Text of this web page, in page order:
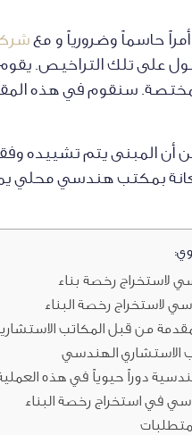
حاسماً وضرورياً و مع
على تلك التراخيص.
سنقوم في هذه
أن المبنى يتم تشييده
بمكتب هندسي محلي
لاستخراج رخصة بناء
لاستخراج رخصة البناء
من قبل المكاتب
الاستشاري الهندسي
دوراً حيوياً في هذه
في استخراج رخصة البناء